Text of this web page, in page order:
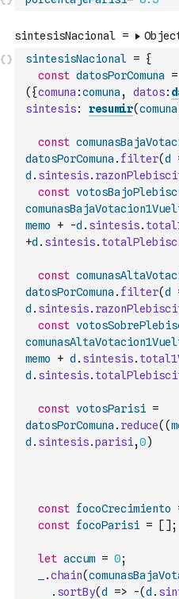
sintesisNacional = {
const datosPorComuna =
( {comuna :comuna , datos:
sintesis: resumir(comuna
const
datosPorComuna . filter(d
d . sintesis.
const
memo
+ -d . sintesis.
+d . sintesis.
const
datosPorComuna . filter(d
d . sintesis.
const
memo
+ d . sintesis.
d . sintesis.
const votosParisi =
datosPorComuna . reduce( (
d . sintesis.parisi,0)
const focoCrecimiento
const focoParisi = [ ] ;
let accum = 0;
.chain(
. sortBy(d => -(d .